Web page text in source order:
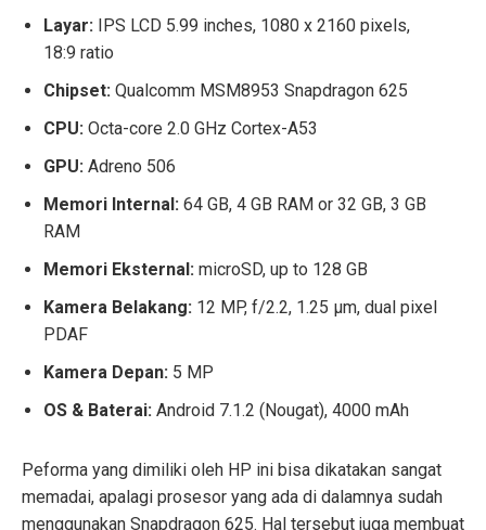
Layar:
IPS LCD 5.99 inches, 1080 x 2160 pixels,
18:9 ratio
Chipset: Qualcomm MSM8953 Snapdragon 625
CPU: Octa-core 2.0 GHz Cortex-A53
GPU: Adreno 506
Memori Internal: 64 GB, 4 GB RAM or 32 GB, 3 GB
RAM
Memori Eksternal: microSD, up to 128 GB
Kamera Belakang: 12 MP, f/2.2, 1.25 μm, dual pixel
PDAF
Kamera Depan: 5 MP
OS & Baterai: Android 7.1.2 (Nougat), 4000 mAh
Peforma yang dimiliki oleh HP ini bisa dikatakan sangat
memadai, apalagi prosesor yang ada di dalamnya sudah
menggunakan Snapdragon 625. Hal tersebut juga membuat